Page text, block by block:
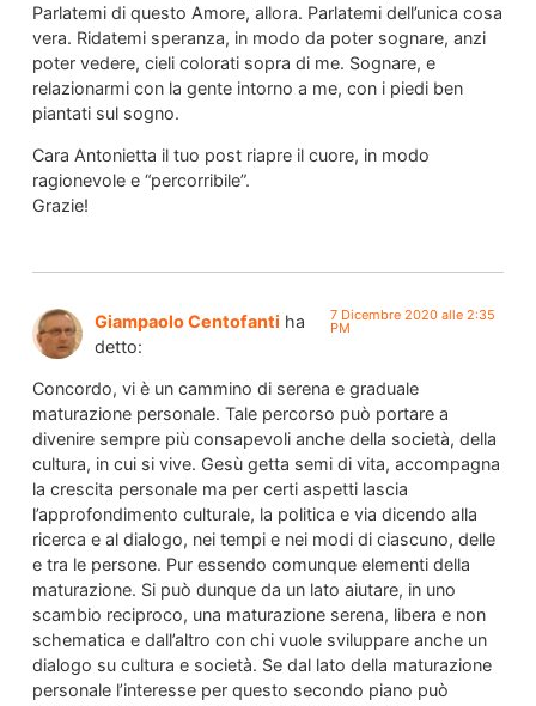
Parlatemi di questo Amore, allora. Parlatemi dell’unica cosa
vera. Ridatemi speranza, in modo da poter sognare, anzi
poter vedere, cieli colorati sopra di me. Sognare, e
relazionarmi con la gente intorno a me, con i piedi ben
piantati sul sogno.
Cara Antonietta il tuo post riapre il cuore, in modo
ragionevole e “percorribile”.
Grazie!
Giampaolo Centofanti ha
detto:
7 Dicembre 2020 alle 2:35
PM
Concordo, vi è un cammino di serena e graduale
maturazione personale. Tale percorso può portare a
divenire sempre più consapevoli anche della società, della
cultura, in cui si vive. Gesù getta semi di vita, accompagna
la crescita personale ma per certi aspetti lascia
l’approfondimento culturale, la politica e via dicendo alla
ricerca e al dialogo, nei tempi e nei modi di ciascuno, delle
e tra le persone. Pur essendo comunque elementi della
maturazione. Si può dunque da un lato aiutare, in uno
scambio reciproco, una maturazione serena, libera e non
schematica e dall’altro con chi vuole sviluppare anche un
dialogo su cultura e società. Se dal lato della maturazione
personale l’interesse per questo secondo piano può